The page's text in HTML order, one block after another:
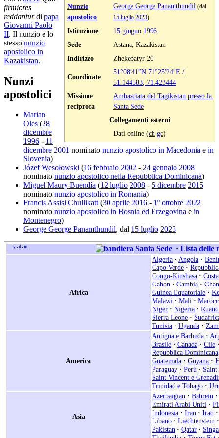
Nunzio
apostolico
George George Panamthundil (dal
15 luglio 2023)
Istituzione 15 giugno 1996
Sede
Astana, Kazakistan
Indirizzo
Zhekebatyr 20
Coordinate
51°08′41″N 71°25′24″E /
51.144583 71.423444
Missione
reciproca
Ambasciata del Tagikistan presso la
Santa Sede
Collegamenti esterni
Dati online (ch gc)
firmiores
reddanturdi papa
Giovanni Paolo
II. Il nunzio è lo
stesso nunzio
apostolico in
Kazakistan.
Nunzi
apostolici
Marian
Oles (28
dicembre
1996 - 11
dicembre 2001 nominato nunzio apostolico in Macedonia e in
Slovenia)
Józef Wesołowski (16 febbraio 2002 - 24 gennaio 2008
nominato nunzio apostolico nella Repubblica Dominicana)
Miguel Maury Buendía (12 luglio 2008 - 5 dicembre 2015
nominato nunzio apostolico in Romania)
Francis Assisi Chullikatt(30 aprile 2016 - 1º ottobre 2022
nominato nunzio apostolico in Bosnia ed Erzegovina e in
Montenegro)
George George Panamthundil, dal 15 luglio 2023
v • d • m Santa Sede · Lista delle
Africa
Algeria · Angola ·
Capo Verde ·
Congo-Kinshasa ·
Gabon · Gambia ·
Guinea Equatoriale ·
Malawi · Mali ·
Niger · Nigeria ·
Sierra Leone ·
Tunisia · Uganda ·
America
Antigua e Barbuda ·
Brasile · Canada · Cile ·
Repubblica Dominicana
Guatemala · Guyana ·
Paraguay · Perù ·
Saint Vincent e
Trinidad e Tobago ·
Asia
Azerbaigian · Bahrein ·
Emirati Arabi Uniti ·
Indonesia · Iran · Iraq ·
Libano · Liechtenstein ·
Pakistan · Qatar ·